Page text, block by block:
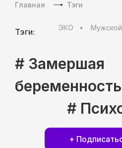
Главная Тэги
Тэги: ЭКО
# Замершая
беременность
#
+